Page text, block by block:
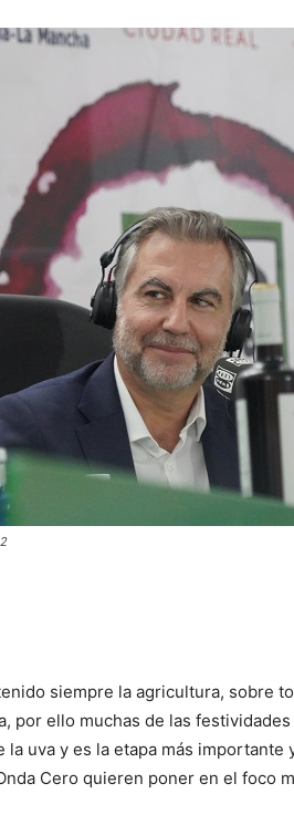
siempre la agricultura, sobre
por ello muchas de las
la uva y es la etapa más importante
Cero quieren poner en el foco